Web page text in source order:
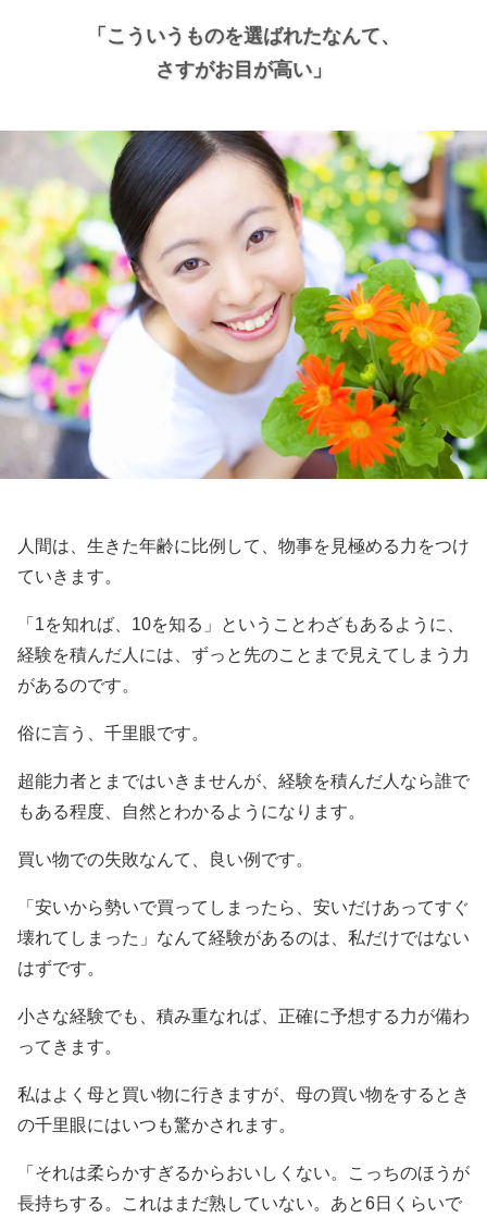
「こういうものを選ばれたなんて、
さすがお目が高い」
人間は、生きた年齢に比例して、物事を見極める力をつけ
ていきます。
「1を知れば、10を知る」ということわざもあるように、
経験を積んだ人には、ずっと先のことまで見えてしまう力
があるのです。
俗に言う、千里眼です。
超能力者とまではいきませんが、経験を積んだ人なら誰で
もある程度、自然とわかるようになります。
買い物での失敗なんて、良い例です。
「安いから勢いで買ってしまったら、安いだけあってすぐ
壊れてしまった」なんて経験があるのは、私だけではない
はずです。
小さな経験でも、積み重なれば、正確に予想する力が備わ
ってきます。
私はよく母と買い物に行きますが、母の買い物をするとき
の千里眼にはいつも驚かされます。
「それは柔らかすぎるからおいしくない。こっちのほうが
長持ちする。これはまだ熟していない。あと6日くらいで